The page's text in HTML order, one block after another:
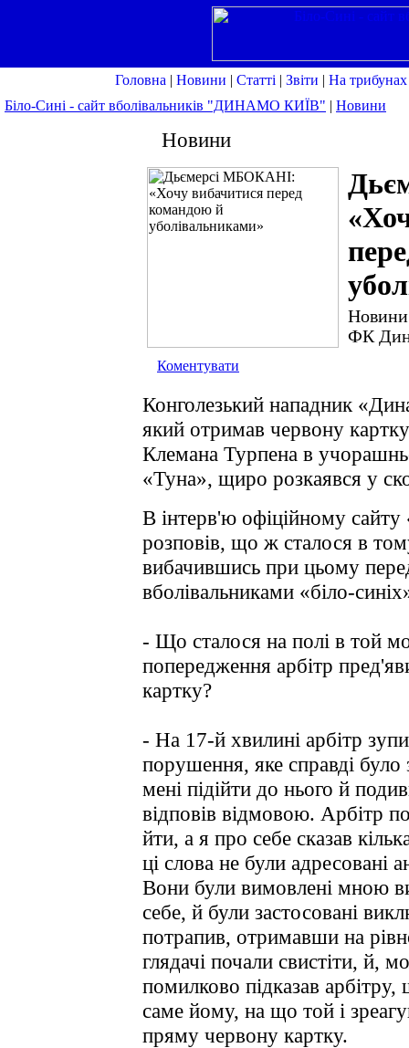
Головна | Новини | Статті | Звіти | На трибунах
Біло-Сині - сайт вболівальників "ДИНАМО КИЇВ" | Новини
Новини
Новини
ФК
Коментувати
Конголезький нападник
який отримав червону
Клемана Турпена в
«Туна», щиро розкаявся у
В інтерв'ю офіційному
розповів, що ж сталося в
вибачившись при цьому
вболівальниками «біло-
- Що сталося на полі в той
попередження арбітр
картку?
- На 17-й хвилині арбітр
порушення, яке справді було
мені підійти до нього й
відповів відмовою. Арбітр
йти, а я про себе сказав
ці слова не були адресовані
Вони були вимовлені мною
себе, й були застосовані
потрапив, отримавши на
глядачі почали свистіти, й,
помилково підказав
саме йому, на що той і
пряму червону картку.